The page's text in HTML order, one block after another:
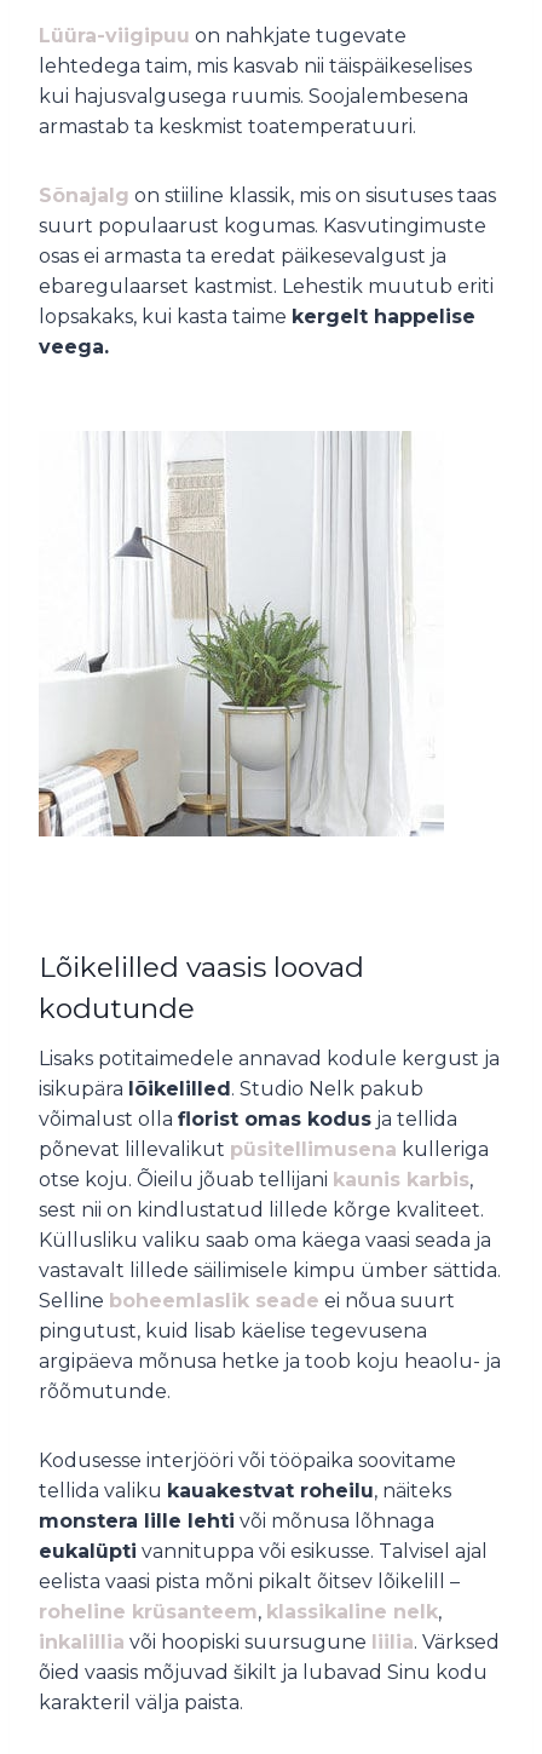
Lüüra-viigipuu on nahkjate tugevate
lehtedega taim, mis kasvab nii täispäikeselises
kui hajusvalgusega ruumis. Soojalembesena
armastab ta keskmist toatemperatuuri.
Sõnajalg on stiiline klassik, mis on sisutuses taas
suurt populaarust kogumas. Kasvutingimuste
osas ei armasta ta eredat päikesevalgust ja
ebaregulaarset kastmist. Lehestik muutub eriti
lopsakaks, kui kasta taime kergelt happelise
veega.
Lõikelilled vaasis loovad
kodutunde
Lisaks potitaimedele annavad kodule kergust ja
isikupära lõikelilled. Studio Nelk pakub
võimalust olla florist omas kodus ja tellida
põnevat lillevalikut püsitellimusena kulleriga
otse koju. Õieilu jõuab tellijani kaunis karbis,
sest nii on kindlustatud lillede kõrge kvaliteet.
Küllusliku valiku saab oma käega vaasi seada ja
vastavalt lillede säilimisele kimpu ümber sättida.
Selline boheemlaslik seade ei nõua suurt
pingutust, kuid lisab käelise tegevusena
argipäeva mõnusa hetke ja toob koju heaolu- ja
rõõmutunde.
Kodusesse interjööri või tööpaika soovitame
tellida valiku kauakestvat roheilu, näiteks
monstera lille lehti või mõnusa lõhnaga
eukalüpti vannituppa või esikusse. Talvisel ajal
eelista vaasi pista mõni pikalt õitsev lõikelill –
roheline krüsanteem, klassikaline nelk,
inkalillia või hoopiski suursugune liilia. Värksed
õied vaasis mõjuvad šikilt ja lubavad Sinu kodu
karakteril välja paista.